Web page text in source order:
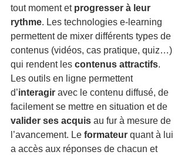
tout moment et progresser à leur
rythme. Les technologies e-learning
permettent de mixer différents types de
contenus (vidéos, cas pratique, quiz…)
qui rendent les contenus attractifs.
Les outils en ligne permettent
d’interagir avec le contenu diffusé, de
facilement se mettre en situation et de
valider ses acquis au fur à mesure de
l’avancement. Le formateur quant à lui
a accès aux réponses de chacun et